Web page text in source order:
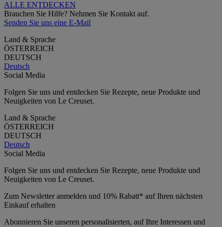
ALLE ENTDECKEN
Brauchen Sie Hilfe? Nehmen Sie Kontakt auf.
Senden Sie uns eine E-Mail
Land & Sprache
ÖSTERREICH
DEUTSCH
Deutsch
Social Media
Folgen Sie uns und entdecken Sie Rezepte, neue Produkte und
Neuigkeiten von Le Creuset.
Land & Sprache
ÖSTERREICH
DEUTSCH
Deutsch
Social Media
Folgen Sie uns und entdecken Sie Rezepte, neue Produkte und
Neuigkeiten von Le Creuset.
Zum Newsletter anmelden und 10% Rabatt* auf Ihren nächsten
Einkauf erhalten
Abonnieren Sie unseren personalisierten, auf Ihre Interessen und